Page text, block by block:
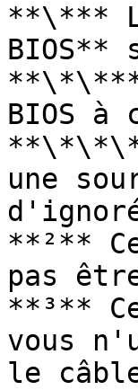
**\***
**\*\***
BIOS à
une
**²**
pas
**³**
vous
le